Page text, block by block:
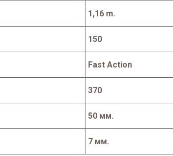
1,16 m.
150
Fast Action
370
50 мм.
7 мм.